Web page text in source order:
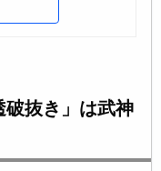
破抜き」は武神